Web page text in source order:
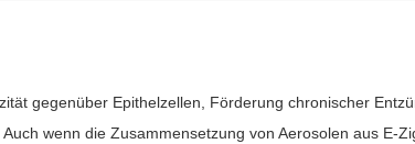
gegenüber Epithelzellen, Förderung chronischer
wenn die Zusammensetzung von Aerosolen aus E-